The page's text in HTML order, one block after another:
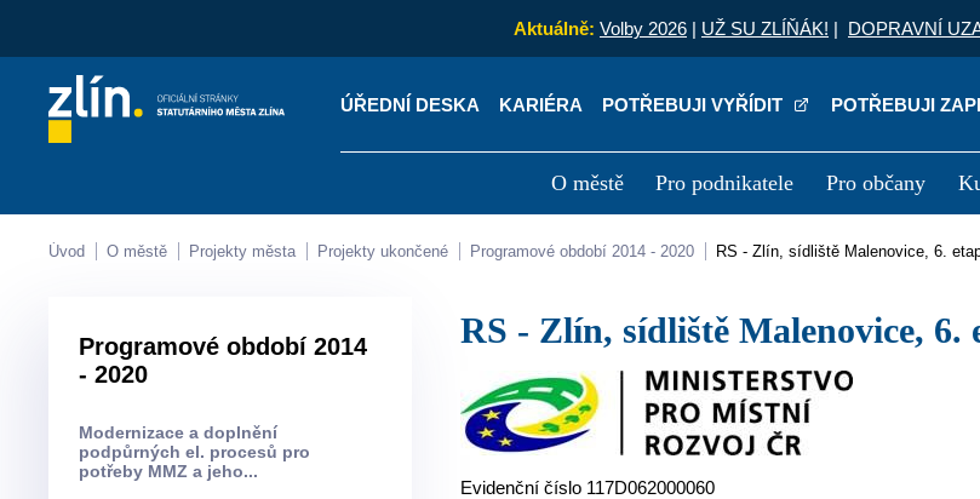
Aktuálně: Volby 2026 | UŽ SU ZLÍŇÁK! | DOPRAVNÍ
ÚŘEDNÍ DESKA KARIÉRA POTŘEBUJI VYŘÍDIT POTŘEBUJI
O městě Pro podnikatele Pro občany
Kontakty Úřední deska Kariéra
Úvod O městě Projekty města Projekty ukončené Programové období 2014 - 2020 RS - Zlín, sídliště Malenovice, 6.
Programové období 2014
- 2020
Modernizace a doplnění
podpůrných el. procesů pro
potřeby MMZ a jeho...
RS - Zlín, sídliště Malenovice, 6.
Evidenční číslo 117D062000060